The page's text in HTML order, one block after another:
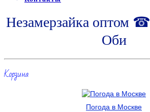
Незамерзайка оптом
Оби
Корзина
Погода в Москве